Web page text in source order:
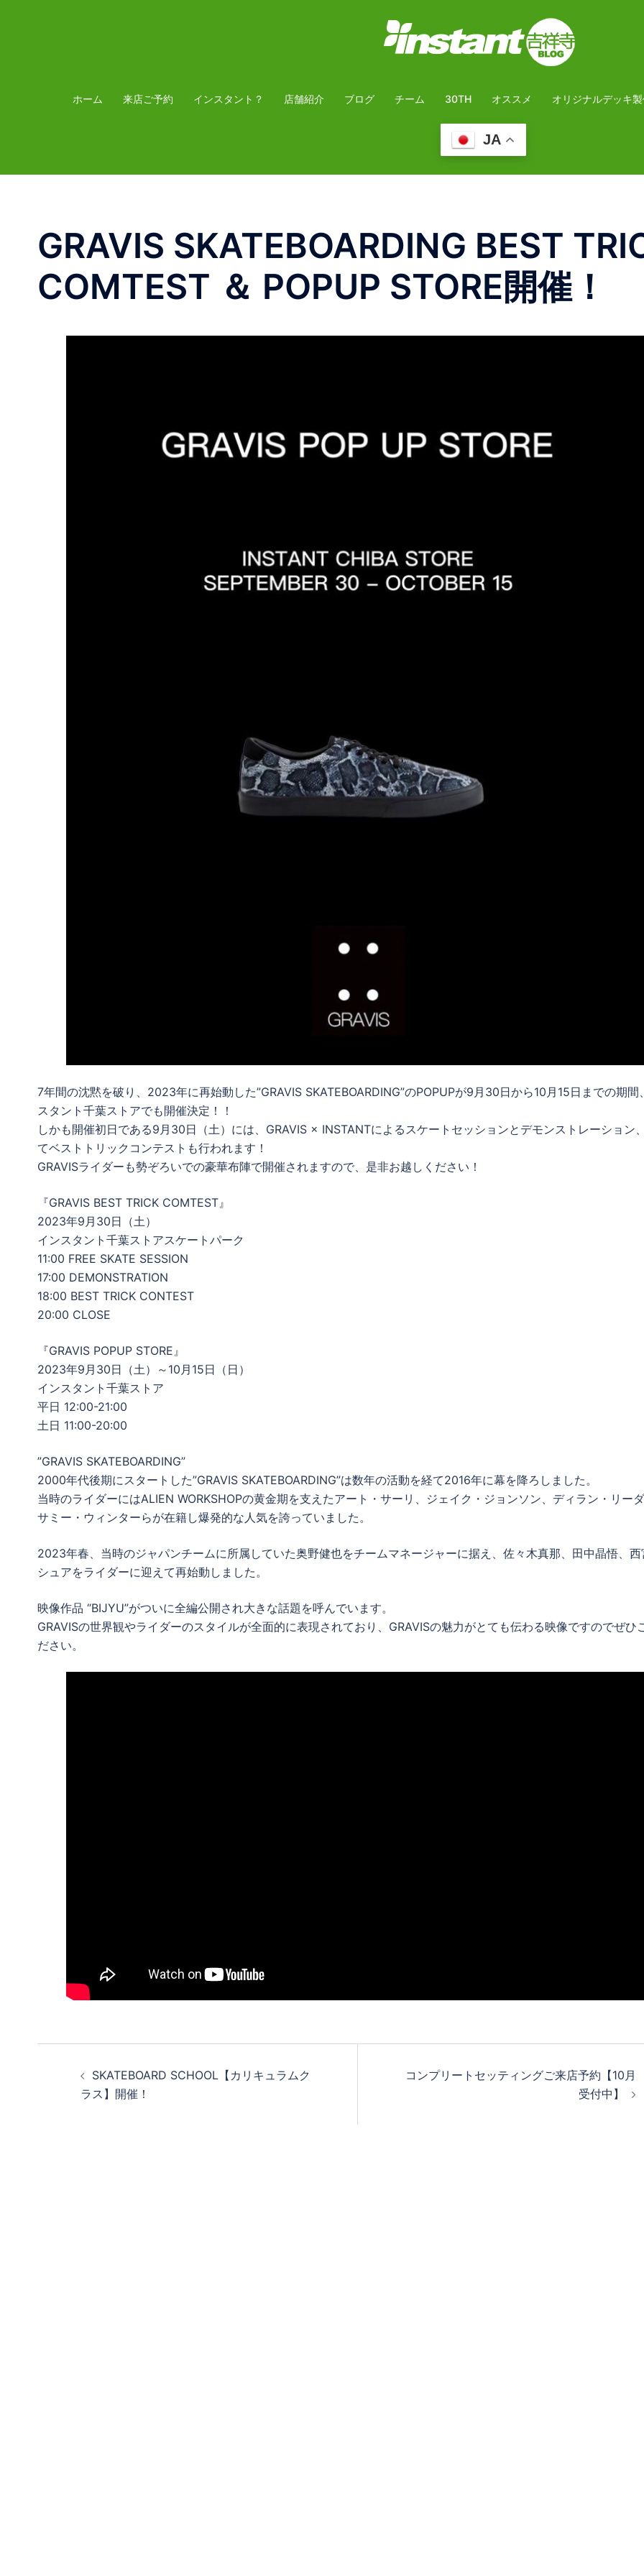
プ
ホーム 来店ご予約 インスタント？ 店舗紹介 ブログ チーム 30TH オススメ オリジナルデッキ
JA
GRAVIS SKATEBOARDING BEST
COMTEST ＆ POPUP STORE開催！
7年間の沈黙を破り、2023年に再始動した”GRAVIS SKATEBOARDING”のPOPUPが9月30日から10月15日までの期間
スタント千葉ストアでも開催決定！！
しかも開催初日である9月30日（土）には、GRAVIS × INSTANTによるスケートセッションとデモンストレーション
てベストトリックコンテストも行われます！
GRAVISライダーも勢ぞろいでの豪華布陣で開催されますので、是非お越しください！
『GRAVIS BEST TRICK COMTEST』
2023年9月30日（土）
インスタント千葉ストアスケートパーク
11:00 FREE SKATE SESSION
17:00 DEMONSTRATION
18:00 BEST TRICK CONTEST
20:00 CLOSE
『GRAVIS POPUP STORE』
2023年9月30日（土）～10月15日（日）
インスタント千葉ストア
平日 12:00-21:00
土日 11:00-20:00
”GRAVIS SKATEBOARDING”
2000年代後期にスタートした”GRAVIS SKATEBOARDING”は数年の活動を経て2016年に幕を降ろしました。
当時のライダーにはALIEN WORKSHOPの黄金期を支えたアート・サーリ、ジェイク・ジョンソン、ディラン・リー
サミー・ウィンターらが在籍し爆発的な人気を誇っていました。
2023年春、当時のジャパンチームに所属していた奥野健也をチームマネージャーに据え、佐々木真那、田中晶悟、
シュアをライダーに迎えて再始動しました。
映像作品 “BIJYU”がついに全編公開され大きな話題を呼んでいます。
GRAVISの世界観やライダーのスタイルが全面的に表現されており、GRAVISの魅力がとても伝わる映像ですのでぜひ
ださい。
SKATEBOARD SCHOOL【カリキュラムク
ラス】開催！
コンプリートセッティングご来店予約【10月
受付中】